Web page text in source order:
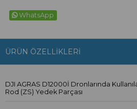
WhatsApp
ÜRÜN ÖZELLIKLERI
DJI AGRAS D12000İ Dronlarında
Rod (ZS) Yedek Parçası